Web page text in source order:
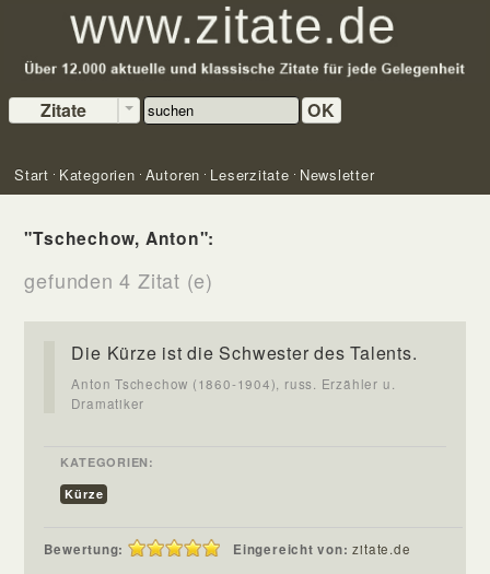
Zitate OK
Start Kategorien Autoren Leserzitate Newsletter
"Tschechow, Anton":
gefunden 4 Zitat (e)
Die Kürze ist die Schwester des Talents.
Anton Tschechow (1860-1904), russ. Erzähler u.
Dramatiker
KATEGORIEN:
Kürze
Bewertung: Eingereicht von:zitate.de